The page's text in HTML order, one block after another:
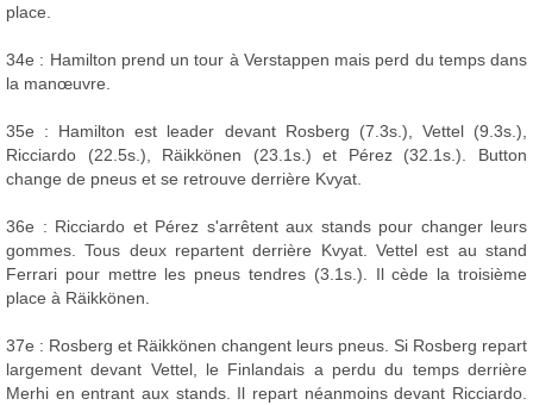
place.
34e : Hamilton prend un tour à Verstappen mais perd du temps dans
la manœuvre.
35e : Hamilton est leader devant Rosberg (7.3s.), Vettel (9.3s.),
Ricciardo (22.5s.), Räikkönen (23.1s.) et Pérez (32.1s.). Button
change de pneus et se retrouve derrière Kvyat.
36e : Ricciardo et Pérez s'arrêtent aux stands pour changer leurs
gommes. Tous deux repartent derrière Kvyat. Vettel est au stand
Ferrari pour mettre les pneus tendres (3.1s.). Il cède la troisième
place à Räikkönen.
37e : Rosberg et Räikkönen changent leurs pneus. Si Rosberg repart
largement devant Vettel, le Finlandais a perdu du temps derrière
Merhi en entrant aux stands. Il repart néanmoins devant Ricciardo.